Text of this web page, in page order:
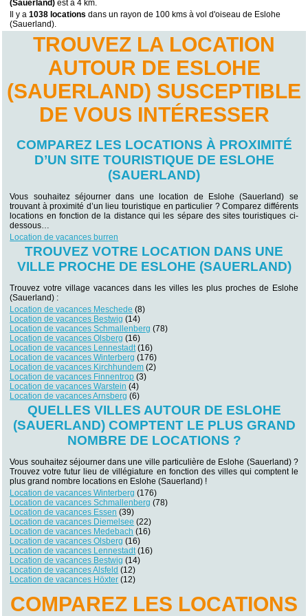
(Sauerland) est à 4 km.
Il y a1038 locations dans un rayon de 100 kms à vol d'oiseau de Eslohe
(Sauerland).
TROUVEZ LA LOCATION
AUTOUR DE ESLOHE
(SAUERLAND) SUSCEPTIBLE
DE VOUS INTÉRESSER
COMPAREZ LES LOCATIONS À PROXIMITÉ
D’UN SITE TOURISTIQUE DE ESLOHE
(SAUERLAND)
Vous souhaitez séjourner dans une location de Eslohe (Sauerland) se
trouvant à proximité d’un lieu touristique en particulier ? Comparez différents
locations en fonction de la distance qui les sépare des sites touristiques ci-
dessous…
Location de vacances burren
TROUVEZ VOTRE LOCATION DANS UNE
VILLE PROCHE DE ESLOHE (SAUERLAND)
Trouvez votre village vacances dans les villes les plus proches de Eslohe
(Sauerland) :
Location de vacances Meschede (8)
Location de vacances Bestwig (14)
Location de vacances Schmallenberg (78)
Location de vacances Olsberg (16)
Location de vacances Lennestadt(16)
Location de vacances Winterberg (176)
Location de vacances Kirchhundem (2)
Location de vacances Finnentrop (3)
Location de vacances Warstein (4)
Location de vacances Arnsberg (6)
QUELLES VILLES AUTOUR DE ESLOHE
(SAUERLAND) COMPTENT LE PLUS GRAND
NOMBRE DE LOCATIONS ?
Vous souhaitez séjourner dans une ville particulière de Eslohe (Sauerland) ?
Trouvez votre futur lieu de villégiature en fonction des villes qui comptent le
plus grand nombre locations en Eslohe (Sauerland) !
Location de vacances Winterberg (176)
Location de vacances Schmallenberg (78)
Location de vacances Essen (39)
Location de vacances Diemelsee (22)
Location de vacances Medebach (16)
Location de vacances Olsberg (16)
Location de vacances Lennestadt(16)
Location de vacances Bestwig (14)
Location de vacances Alsfeld (12)
Location de vacances Höxter (12)
COMPAREZ LES LOCATIONS